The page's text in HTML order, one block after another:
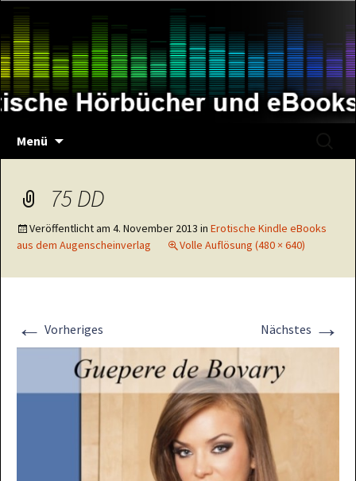
Inhalt
springen
Menü
75 DD
Veröffentlicht am 4. November 2013 in Erotische Kindle eBooks
aus dem Augenscheinverlag
Volle Auflösung (480 × 640)
← Vorheriges Nächstes →